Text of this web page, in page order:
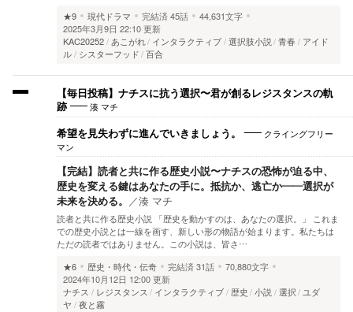
★9
現代ドラマ 完結済45話
44,631文字
2025年3月9日 22:10 更新
KAC20252
あこがれ インタラクティブ 選択肢小説 青春
アイド
ル
シスターフッド 百合
【毎日投稿】ナチスに抗う選択〜君が創るレジスタンスの軌
跡
湊 マチ
希望を見失わずに進んでいきましょう。
クライングフリー
マン
【完結】読者と共に作る歴史小説〜ナチスの恐怖が迫る中、
歴史を変える鍵はあなたの手に。抵抗か、逃亡か――選択が
未来を決める。 ／湊 マチ
読者と共に作る歴史小説 「歴史を動かすのは、あなたの選択。」 これま
での歴史小説とは一線を画す、新しい形の物語が始まります。私たちは
ただの読者ではありません。この小説は、皆さ…
★6
歴史・時代・伝奇 完結済31話
70,880文字
2024年10月12日 12:00 更新
ナチス
レジスタンス インタラクティブ 歴史 小説 選択 ユダ
ヤ
夜と霧